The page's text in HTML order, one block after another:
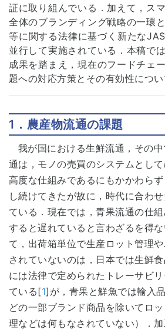
証に取り組んでいる．加えて，ス
全体のブランディング戦略の一環
等に関する法律に基づく新たな
並行して実施されている．本稿で
成果を踏まえ，現在のフードチェ
題への対応方策とその有効性につい
1．農産物流通の課題
我が国における生鮮流通，その
通は，モノの売買のシステムとし
高度な仕組みであるにもかかわら
し続けてきたが故に，時代に合わ
ている．現在では，青果流通の仕
すると遅れていると言わざるを得
て，出荷箱単位で生産ロット管理
されていないのは，日本では生鮮
には法律で定められたトレーサビ
ている[1]が，青果と鮮魚では輸入
どの一部ブランド商品を除いてロ
理などは何もなされていない）．